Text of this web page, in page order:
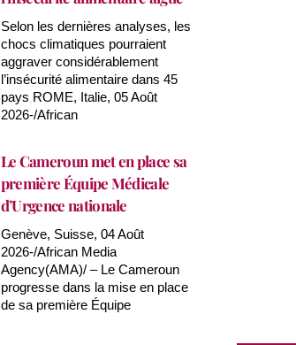
Selon les dernières analyses, les
chocs climatiques pourraient
aggraver considérablement
l’insécurité alimentaire dans 45
pays ROME, Italie, 05 Août
2026-/African
Le Cameroun met en place sa
première Équipe Médicale
d’Urgence nationale
Genève, Suisse, 04 Août
2026-/African Media
Agency(AMA)/ – Le Cameroun
progresse dans la mise en place
de sa première Équipe